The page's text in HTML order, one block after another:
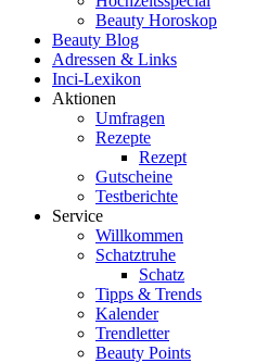
Beauty Horoskop
Beauty Blog
Adressen & Links
Inci-Lexikon
Aktionen
Umfragen
Rezepte
Rezept
Gutscheine
Testberichte
Service
Willkommen
Schatztruhe
Schatz
Tipps & Trends
Kalender
Trendletter
Beauty Points